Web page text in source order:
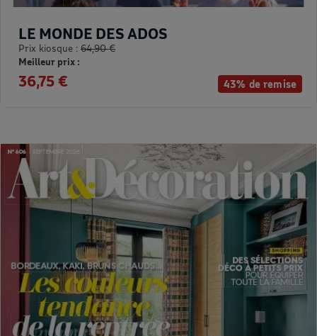
43% de remise
LE MONDE DES ADOS
Prix kiosque : 64,90 €
Meilleur prix :
36,75 €